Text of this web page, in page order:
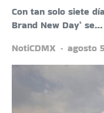
Con tan solo siete
Brand New Day‘ se…
NotiCDMX
agosto